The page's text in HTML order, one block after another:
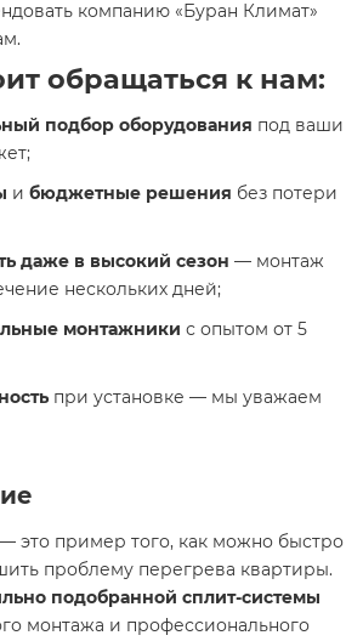
компанию «Буран Климат»
обращаться к нам:
подбор оборудования под ваши
и бюджетные решения без потери
даже в высокий сезон — монтаж
нескольких дней;
монтажники с опытом от 5
при установке — мы уважаем
это пример того, как можно быстро
проблему перегрева квартиры.
подобранной сплит-системы
монтажа и профессионального